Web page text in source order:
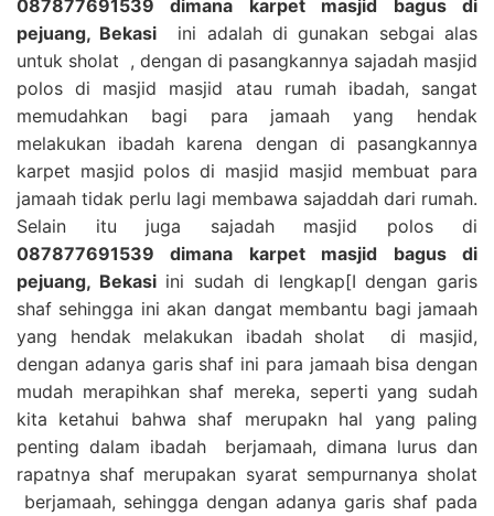
087877691539 dimana karpet masjid bagus di
pejuang, Bekasi ini adalah di gunakan sebgai alas
untuk sholat , dengan di pasangkannya sajadah masjid
polos di masjid masjid atau rumah ibadah, sangat
memudahkan bagi para jamaah yang hendak
melakukan ibadah karena dengan di pasangkannya
karpet masjid polos di masjid masjid membuat para
jamaah tidak perlu lagi membawa sajaddah dari rumah.
Selain itu juga sajadah masjid polos di
087877691539 dimana karpet masjid bagus di
pejuang, Bekasiini sudah di lengkap[I dengan garis
shaf sehingga ini akan dangat membantu bagi jamaah
yang hendak melakukan ibadah sholat di masjid,
dengan adanya garis shaf ini para jamaah bisa dengan
mudah merapihkan shaf mereka, seperti yang sudah
kita ketahui bahwa shaf merupakn hal yang paling
penting dalam ibadah berjamaah, dimana lurus dan
rapatnya shaf merupakan syarat sempurnanya sholat
berjamaah, sehingga dengan adanya garis shaf pada